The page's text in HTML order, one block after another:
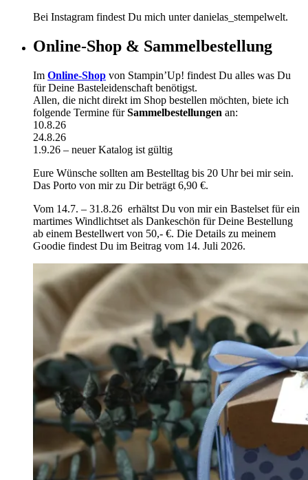
Bei Instagram findest Du mich unter danielas_stempelwelt.
Online-Shop & Sammelbestellung
Im Online-Shop von Stampin’Up! findest Du alles was Du
für Deine Basteleidenschaft benötigst.
Allen, die nicht direkt im Shop bestellen möchten, biete ich
folgende Termine fürSammelbestellungen an:
10.8.26
24.8.26
1.9.26 – neuer Katalog ist gültig
Eure Wünsche sollten am Bestelltag bis 20 Uhr bei mir sein.
Das Porto von mir zu Dir beträgt 6,90 €.
Vom 14.7. – 31.8.26 erhältst Du von mir ein Bastelset für ein
martimes Windlichtset als Dankeschön für Deine Bestellung
ab einem Bestellwert von 50,- €. Die Details zu meinem
Goodie findest Du im Beitrag vom 14. Juli 2026.